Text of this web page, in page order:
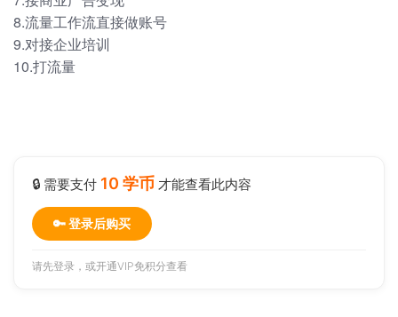
8.流量工作流直接做账号
9.对接企业培训
10.打流量
🔒 需要支付 10 学币 才能查看此内容
🔑 登录后购买
请先登录，或开通VIP免积分查看